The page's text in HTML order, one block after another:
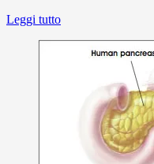
Leggi tutto